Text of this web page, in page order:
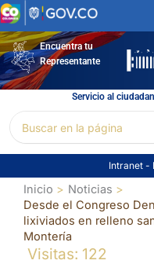
Ir
al
contenidoEncuentra tu
Representante
Servicio al
por:
Intranet -
Inicio
Noticias
Desde el Congreso
lixiviados en relleno
Montería
Visitas: 122